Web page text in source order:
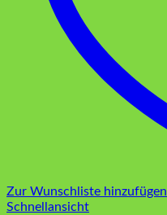
Zur Wunschliste hinzufügen
Schnellansicht